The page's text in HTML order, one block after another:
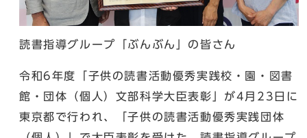
読書指導グループ「ぶんぶん」の皆さん
令和6年度「子供の読書活動優秀実践校・園・図書
館・団体（個人）文部科学大臣表彰」が4月23日に
東京都で行われ、「子供の読書活動優秀実践団体